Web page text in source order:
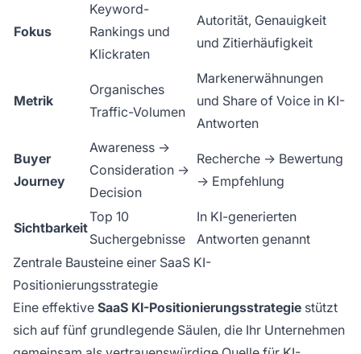
Fokus
Keyword-
Rankings und
Klickraten
Autorität, Genauigkeit
und Zitierhäufigkeit
Metrik
Organisches
Traffic-Volumen
Markenerwähnungen
und Share of Voice in KI-
Antworten
Buyer
Journey
Awareness →
Consideration →
Decision
Recherche → Bewertung
→ Empfehlung
Sichtbarkeit
Top 10
Suchergebnisse
In KI-generierten
Antworten genannt
Zentrale Bausteine einer SaaS KI-
Positionierungsstrategie
Eine effektive SaaS KI-Positionierungsstrategie stützt
sich auf fünf grundlegende Säulen, die Ihr Unternehmen